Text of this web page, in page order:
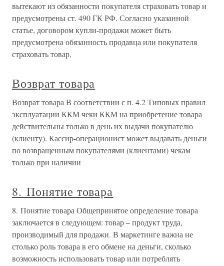
вытекают из обязанности покупателя страховать товар и
предусмотрены ст. 490 ГК РФ. Согласно указанной
статье, договором купли-продажи может быть
предусмотрена обязанность продавца или покупателя
страховать товар,
Возврат товара
Возврат товара В соответствии с п. 4.2 Типовых правил
эксплуатации ККМ чеки ККМ на приобретение товара
действительны только в день их выдачи покупателю
(клиенту). Кассир-операционист может выдавать деньги
по возвращенным покупателями (клиентами) чекам
только при наличии
8. Понятие товара
8. Понятие товара Общепринятое определение товара
заключается в следующем: товар – продукт труда,
производимый для продажи. В маркетинге важна не
столько роль товара в его обмене на деньги, сколько
возможность использовать товар или потреблять